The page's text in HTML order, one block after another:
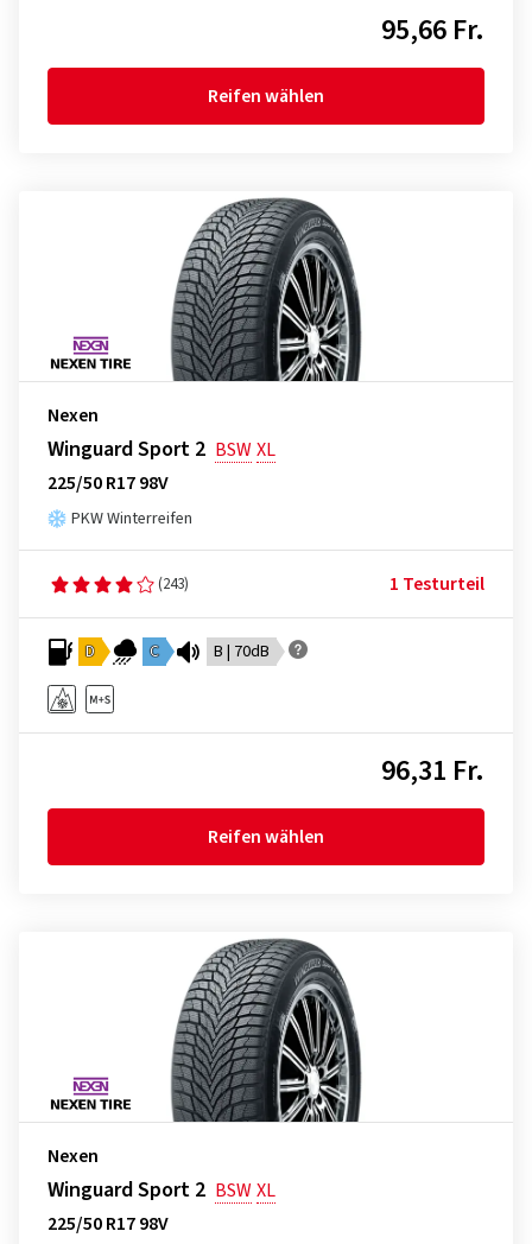
95,66 Fr.
Reifen wählen
Nexen
Winguard Sport 2 BSWXL
225/50 R17 98V
PKW Winterreifen
(243) 1 Testurteil
D C B | 70dB
96,31 Fr.
Reifen wählen
Nexen
Winguard Sport 2 BSWXL
225/50 R17 98V